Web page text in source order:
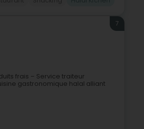
7
frais – Service traiteur
gastronomique halal alliant